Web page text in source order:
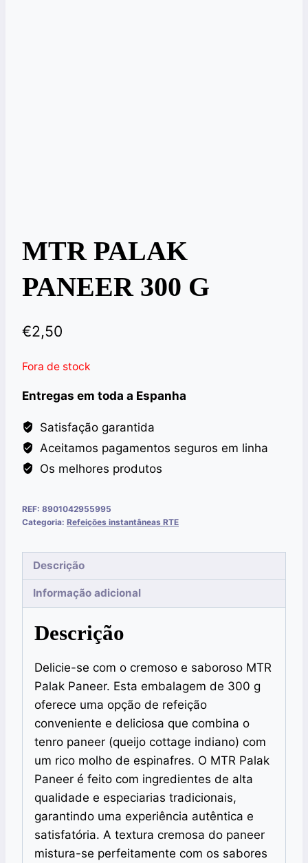
MTR PALAK
PANEER 300 G
€2,50
Fora de stock
Entregas em toda a Espanha
Satisfação garantida
Aceitamos pagamentos seguros em linha
Os melhores produtos
REF: 8901042955995
Categoria: Refeições instantâneas RTE
Descrição
Informação adicional
Descrição
Delicie-se com o cremoso e saboroso MTR
Palak Paneer. Esta embalagem de 300 g
oferece uma opção de refeição
conveniente e deliciosa que combina o
tenro paneer (queijo cottage indiano) com
um rico molho de espinafres. O MTR Palak
Paneer é feito com ingredientes de alta
qualidade e especiarias tradicionais,
garantindo uma experiência autêntica e
satisfatória. A textura cremosa do paneer
mistura-se perfeitamente com os sabores